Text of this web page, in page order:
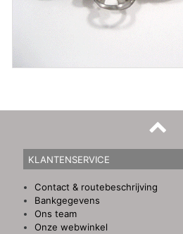
KLANTENSERVICE
Contact & routebeschrijving
Bankgegevens
Ons team
Onze webwinkel